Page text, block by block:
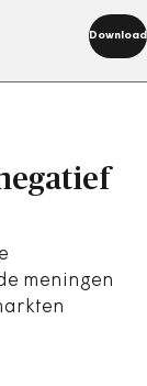
Download
meningen